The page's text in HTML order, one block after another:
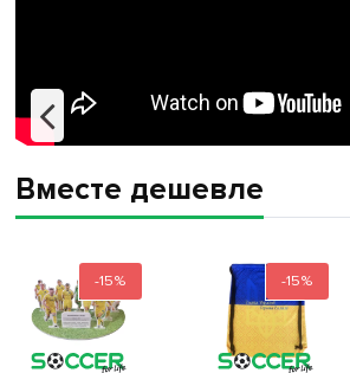
Вместе дешевле
-15% -15%